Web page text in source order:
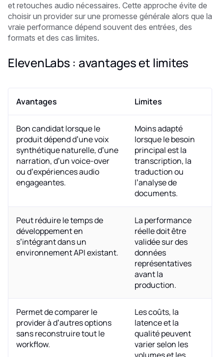
et retouches audio nécessaires. Cette approche évite de
choisir un provider sur une promesse générale alors que la
vraie performance dépend souvent des entrées, des
formats et des cas limites.
ElevenLabs : avantages et limites
Avantages Limites
Bon candidat lorsque le
produit dépend d’une voix
synthétique naturelle, d’une
narration, d’un voice-over
ou d’expériences audio
engageantes.
Moins adapté
lorsque le besoin
principal est la
transcription, la
traduction ou
l’analyse de
documents.
Peut réduire le temps de
développement en
s’intégrant dans un
environnement API existant.
La performance
réelle doit être
validée sur des
données
représentatives
avant la
production.
Permet de comparer le
provider à d’autres options
sans reconstruire tout le
workflow.
Les coûts, la
latence et la
qualité peuvent
varier selon les